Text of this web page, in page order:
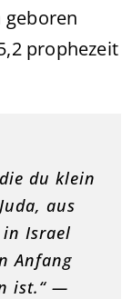
geboren
prophezeit
du klein
aus
Israel
Anfang
ist.“ —